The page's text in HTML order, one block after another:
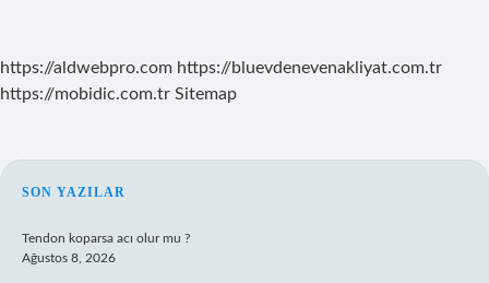
https://aldwebpro.com https://bluevdenevenakliyat.com.tr
https://mobidic.com.tr Sitemap
SIDEBAR
SON YAZILAR
Tendon koparsa acı olur mu ?
Ağustos 8, 2026